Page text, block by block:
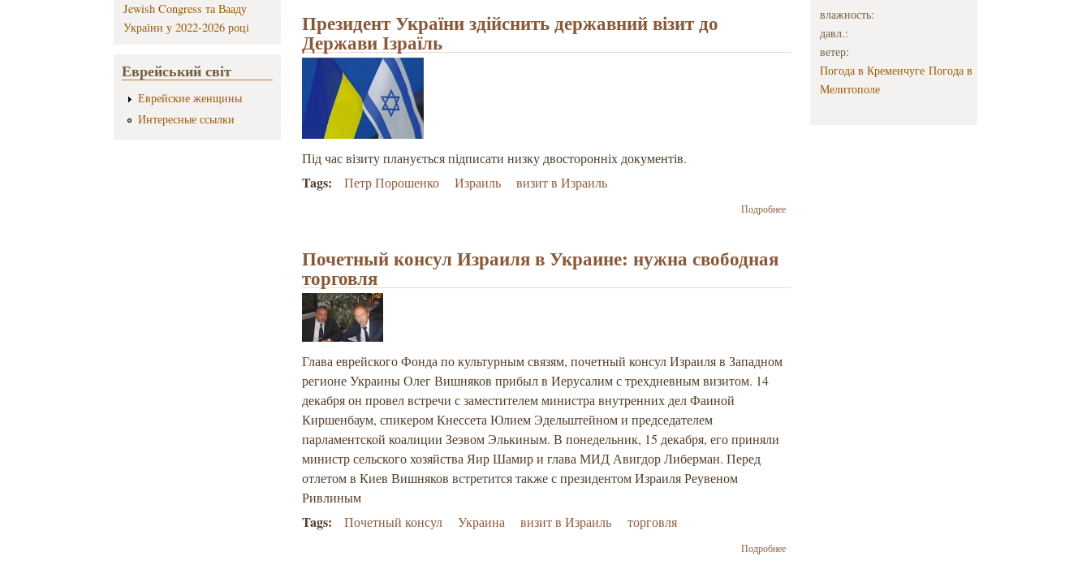
Jewish Congress та Вааду
України у 2022-2026 році
Еврейський світ
Еврейские женщины
Интересные ссылки
израильскими
бизнесменами:
"Украина
превращается
в уникальный
Президент України здійснить державний візит до
Держави Ізраїль
Під час візиту планується підписати низку двосторонніх документів.
Tags: Петр Порошенко Израиль визит в Израиль
Подробнеео
Почетный консул Израиля в Украине: нужна свободная
торговля
Глава еврейского Фонда по культурным связям, почетный консул Израиля в Западном
регионе Украины Олег Вишняков прибыл в Иерусалим с трехдневным визитом. 14
декабря он провел встречи с заместителем министра внутренних дел Фаиной
Киршенбаум, спикером Кнессета Юлием Эдельштейном и председателем
парламентской коалиции Зеэвом Элькиным. В понедельник, 15 декабря, его приняли
министр сельского хозяйства Яир Шамир и глава МИД Авигдор Либерман. Перед
отлетом в Киев Вишняков встретится также с президентом Израиля Реувеном
Ривлиным
Tags: Почетный консул Украина визит в Израиль торговля
Подробнеео
влажность:
давл.:
ветер:
Погода в Кременчуге Погода в
Мелитополе